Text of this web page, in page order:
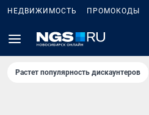
НЕДВИЖИМОСТЬ ПРОМОКОДЫ
Растет популярность дискаунтеров